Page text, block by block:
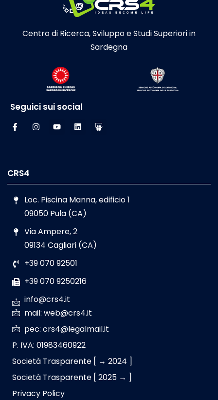
Centro di Ricerca, Sviluppo e Studi Superiori in
Sardegna
Seguici sui social
CRS4
Loc. Piscina Manna, edificio 1
09050 Pula (CA)
Via Ampere, 2
09134 Cagliari (CA)
+39 070 92501
+39 070 9250216
info@crs4.it
mail: web@crs4.it
pec: crs4@legalmail.it
P. IVA: 01983460922
Società Trasparente [ → 2024 ]
Società Trasparente [ 2025 → ]
Privacy Policy